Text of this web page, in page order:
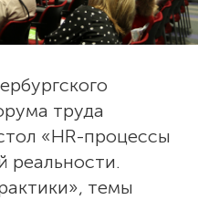
труда
«HR-процессы
реальности.
темы